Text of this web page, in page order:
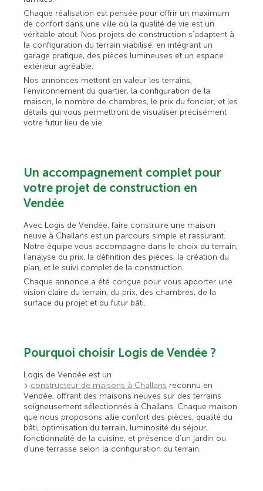
Chaque réalisation est pensée pour offrir un maximum
de confort dans une ville où la qualité de vie est un
véritable atout. Nos projets de construction s’adaptent à
la configuration du terrain viabilisé, en intégrant un
garage pratique, des pièces lumineuses et un espace
extérieur agréable.
Nos annonces mettent en valeur les terrains,
l’environnement du quartier, la configuration de la
maison, le nombre de chambres, le prix du foncier, et les
détails qui vous permettront de visualiser précisément
votre futur lieu de vie.
Un accompagnement complet pour
votre projet de construction en
Vendée
Avec Logis de Vendée, faire construire une maison
neuve à Challans est un parcours simple et rassurant.
Notre équipe vous accompagne dans le choix du terrain,
l’analyse du prix, la définition des pièces, la création du
plan, et le suivi complet de la construction.
Chaque annonce a été conçue pour vous apporter une
vision claire du terrain, du prix, des chambres, de la
surface du projet et du futur bâti.
Pourquoi choisir Logis de Vendée ?
Logis de Vendée est un
constructeur de maisons à Challans reconnu en
Vendée, offrant des maisons neuves sur des terrains
soigneusement sélectionnés à Challans. Chaque maison
que nous proposons allie confort des pièces, qualité du
bâti, optimisation du terrain, luminosité du séjour,
fonctionnalité de la cuisine, et présence d’un jardin ou
d’une terrasse selon la configuration du terrain.